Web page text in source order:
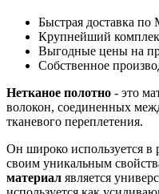
Быстрая доставка по
Крупнейший
Выгодные цены на
Собственное
Нетканое полотно - это
волокон, соединенных
тканевого переплетения.
Он широко используется в
своим уникальным
материал является